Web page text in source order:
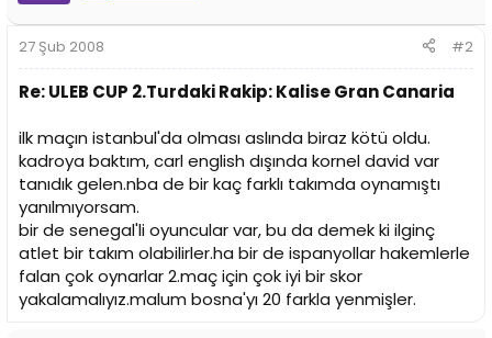
27 Şub 2008 #2
Re: ULEB CUP 2.Turdaki Rakip: Kalise Gran Canaria
ilk maçın istanbul'da olması aslında biraz kötü oldu.
kadroya baktım, carl english dışında kornel david var
tanıdık gelen.nba de bir kaç farklı takımda oynamıştı
yanılmıyorsam.
bir de senegal'li oyuncular var, bu da demek ki ilginç
atlet bir takım olabilirler.ha bir de ispanyollar hakemlerle
falan çok oynarlar 2.maç için çok iyi bir skor
yakalamalıyız.malum bosna'yı 20 farkla yenmişler.